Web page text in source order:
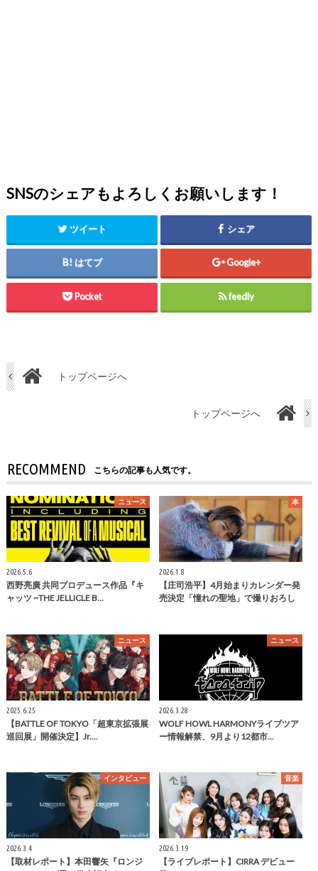
SNSのシェアもよろしくお願いします！
ツイート シェア
はてブ Google+
Pocket feedly
トップページへ
トップページへ
RECOMMEND こちらの記事も人気です。
ニュース
2026.5.6
西野亮廣 共同プロデュース作品『キ
ャッツ ~THE JELLICLE B…
本
2026.1.8
【庄司浩平】4月始まりカレンダー発
売決定「憧れの聖地」で撮りおろし
ニュース
2025.6.25
【BATTLE OF TOKYO「超東京拡張展
巡回展」開催決定】Jr.…
ニュース
2026.3.28
WOLF HOWL HARMONYライブツア
ー情報解禁、9月より12都市…
インタビュー
2026.3.4
【取材レポート】本田響矢『ロンジ
音楽
2026.3.19
【ライブレポート】CIRRA デビュー